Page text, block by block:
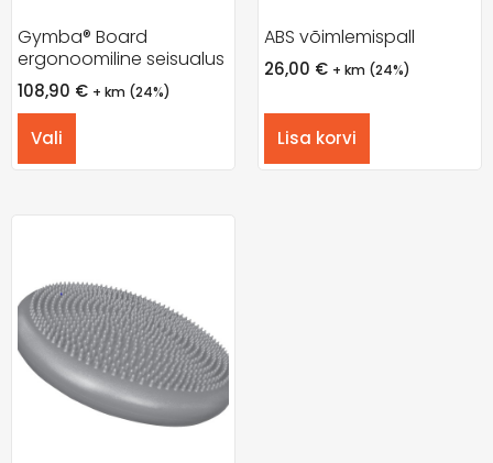
Gymba® Board
ergonoomiline seisualus
108,90 € + km (24%)
Vali
ABS võimlemispall
26,00 € + km (24%)
Lisa korvi